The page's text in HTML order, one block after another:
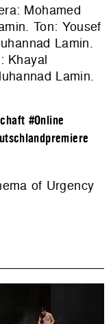
Mohamed
Ton: Yousef
Lamin.
Khayal
Lamin.
#Online
of Urgency